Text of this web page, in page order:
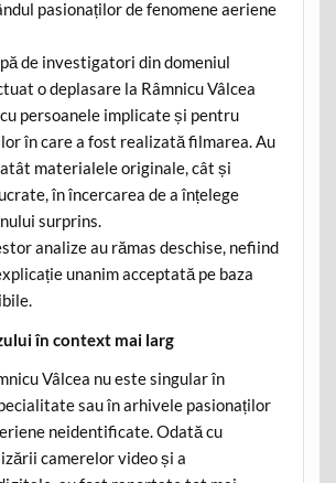
pasionaților de fenomene aeriene
de investigatori din domeniul
o deplasare la Râmnicu Vâlcea
persoanele implicate și pentru
în care a fost realizată filmarea. Au
materialele originale, cât și
în încercarea de a înțelege
surprins.
analize au rămas deschise, nefiind
unanim acceptată pe baza
în context mai larg
Vâlcea nu este singular în
sau în arhivele pasionaților
neidentificate. Odată cu
camerelor video și a